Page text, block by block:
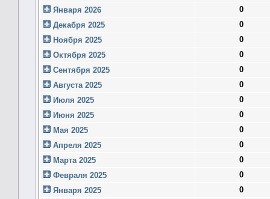
Января 2026
0
Декабря 2025
0
Ноября 2025
0
Октября 2025
0
Сентября 2025
0
Августа 2025
0
Июля 2025
0
Июня 2025
0
Мая 2025
0
Апреля 2025
0
Марта 2025
0
Февраля 2025
0
Января 2025
0